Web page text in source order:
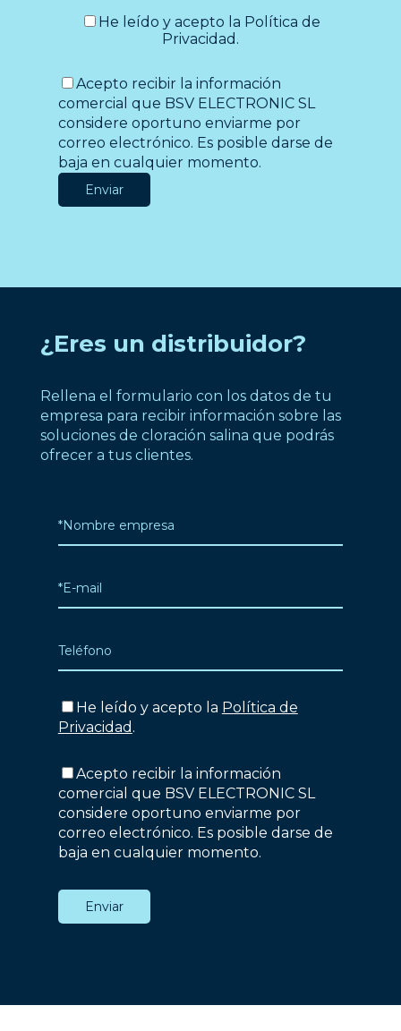
He leído y acepto la Política de
Privacidad .
Acepto recibir la información
comercial que BSV ELECTRONIC SL
considere oportuno enviarme por
correo electrónico. Es posible darse de
baja en cualquier momento.
¿Eres un distribuidor?
Rellena el formulario con los datos de tu
empresa para recibir información sobre las
soluciones de cloración salina que podrás
ofrecer a tus clientes.
He leído y acepto la Política de
Privacidad .
Acepto recibir la información
comercial que BSV ELECTRONIC SL
considere oportuno enviarme por
correo electrónico. Es posible darse de
baja en cualquier momento.